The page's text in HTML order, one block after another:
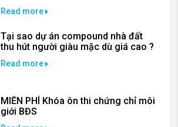
Read more
Tại sao dự án compound nhà đất
thu hút người giàu mặc dù giá cao ?
Read more
MIỄN PHÍ Khóa ôn thi chứng chỉ môi
giới BĐS